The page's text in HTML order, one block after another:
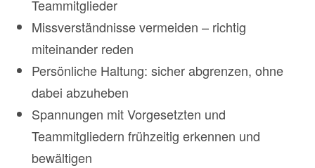
Teammitglieder
Missverständnisse vermeiden – richtig
miteinander reden
Persönliche Haltung: sicher abgrenzen, ohne
dabei abzuheben
Spannungen mit Vorgesetzten und
Teammitgliedern frühzeitig erkennen und
bewältigen